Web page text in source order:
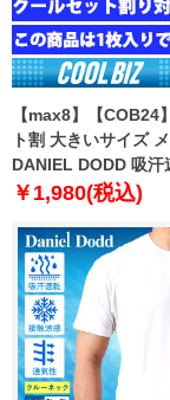
【max8】【COB24
ト割 大きいサイズ
DANIEL DODD 吸汗
感 Vネック 半袖 クー
2101
￥1,980(税込)